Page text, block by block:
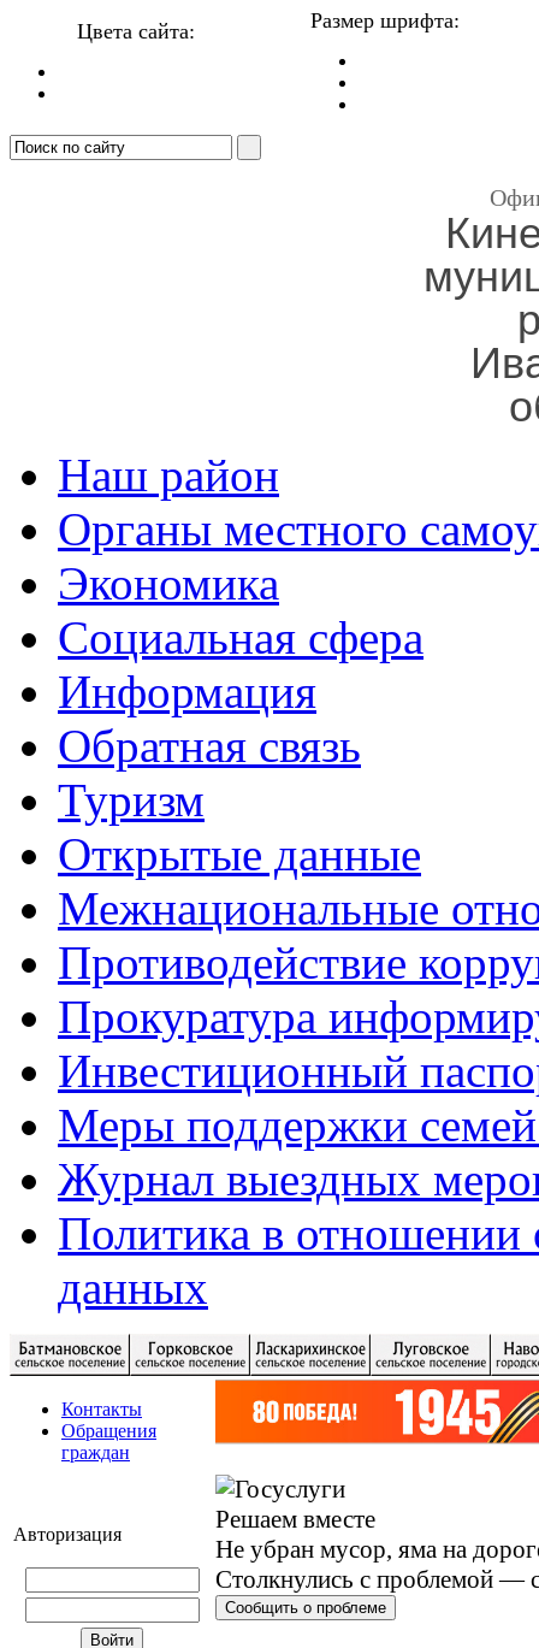
Цвета сайта: Размер шрифта:
Наш район
Органы местного
Экономика
Социальная сфера
Информация
Обратная связь
Туризм
Открытые данные
Межнациональные
Противодействие
Прокуратура
Инвестиционный
Меры поддержки
Журнал выездных
Политика в отношении
данных
Контакты
Обращения
граждан
Авторизация
Решаем вместе
Не убран мусор, яма на
Столкнулись с проблемой —
Сообщить о проблеме